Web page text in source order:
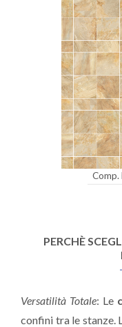
Comp.
PERCHÈ
Versatilità Totale: Le
confini tra le stanze.